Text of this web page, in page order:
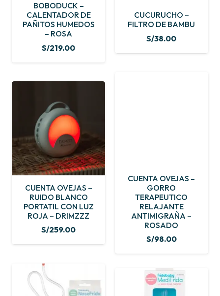
BOBODUCK –
CALENTADOR DE
PAÑITOS HUMEDOS
– ROSA
S/219.00
CUCURUCHO –
FILTRO DE BAMBU
S/38.00
CUENTA OVEJAS –
RUIDO BLANCO
PORTATIL CON LUZ
ROJA – DRIMZZZ
S/259.00
CUENTA OVEJAS –
GORRO
TERAPEUTICO
RELAJANTE
ANTIMIGRAÑA –
ROSADO
S/98.00